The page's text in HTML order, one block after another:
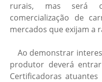
rurais, mas será
comercialização de
mercados que exijam a
Ao demonstrar
produtor deverá
Certificadoras